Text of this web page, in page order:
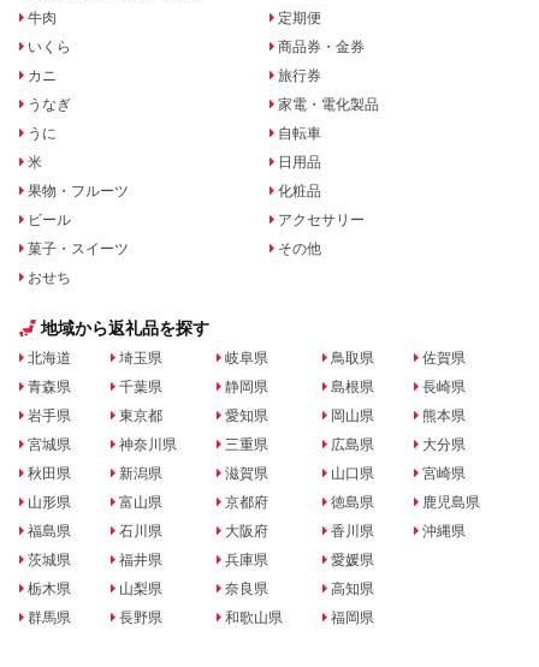
牛肉
いくら
カニ
うなぎ
うに
米
果物・フルーツ
ビール
菓子・スイーツ
おせち
定期便
商品券・金券
旅行券
家電・電化製品
自転車
日用品
化粧品
アクセサリー
その他
地域から返礼品を探す
北海道
青森県
岩手県
宮城県
秋田県
山形県
福島県
茨城県
栃木県
群馬県
埼玉県
千葉県
東京都
神奈川県
新潟県
富山県
石川県
福井県
山梨県
長野県
岐阜県
静岡県
愛知県
三重県
滋賀県
京都府
大阪府
兵庫県
奈良県
和歌山県
鳥取県
島根県
岡山県
広島県
山口県
徳島県
香川県
愛媛県
高知県
福岡県
佐賀県
長崎県
熊本県
大分県
宮崎県
鹿児島県
沖縄県